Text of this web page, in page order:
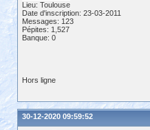
Lieu: Toulouse
Date d'inscription: 23-03-2011
Messages: 123
Pépites: 1,527
Banque: 0
Hors ligne
30-12-2020 09:59:52